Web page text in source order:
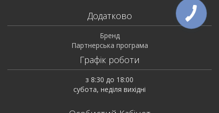
Додатково
Бренд
Партнерська програма
Графік роботи
з 8:30 до 18:00
субота, неділя вихідні